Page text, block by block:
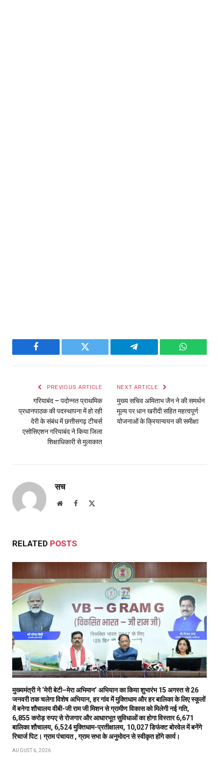
Facebook Twitter Telegram
PREVIOUS ARTICLE
गरियाबंद – पदोन्नत प्राथमिक
प्रधानपाठक की पदस्थापना में हो रही
देरी के संबंध में छत्तीसगढ़ टीचर्स
एसोसिएशन गरियाबंद ने किया जिला
शिक्षाधिकारी से मुलाकात
NEXT ARTICLE
मुख्य सचिव अमिताभ जैन ने की समर्थन
मूल्य पर धान खरीदी सहित महत्वपूर्ण
योजनाओं के क्रियान्वयन की समीक्षा
सच
WebsiteFacebook
RELATED POSTS
मुख्यमंत्री ने ‘मेरी बेटी–मेरा अभिमान’ अभियान का किया शुभारंभ 15 अगस्त से 26
जनवरी तक चलेगा विशेष अभियान, हर गांव में मुक्तिधाम और हर बालिका के लिए स्कूलों
में बनेगा शौचालय वीबी-जी राम जी मिशन से ग्रामीण विकास को मिलेगी नई गति,
6,855 करोड़ रुपए से रोजगार और आधारभूत सुविधाओं का होगा विस्तार 6,671
बालिका शौचालय, 6,524 मुक्तिधाम-प्रतीक्षालय, 10,027 डिफंक्ट बोरवेल में बनेंगे
रिचार्ज पिट। ग्राम पंचायत , ग्राम सभा के अनुमोदन से स्वीकृत होंगे कार्य।
AUGUST 6, 2026